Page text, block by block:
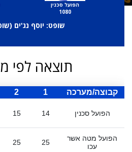
הפועל סכנין
1080
שופט: יוסף נג'ים (
תוצאה לפי
קבוצה/מערכה 1
2
הפועל סכנין 14
15
הפועל מטה אשר
עכו
25
25